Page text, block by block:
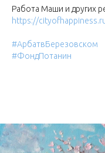
Работа Маши и других
https://
#АрбатвБерезовском
#ФондПотанин